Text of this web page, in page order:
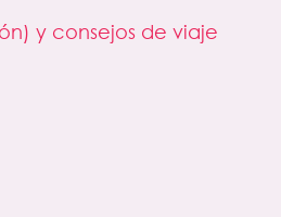
y consejos de viaje